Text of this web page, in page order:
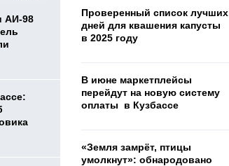
АИ-98
Проверенный список лучших
дней для квашения капусты
в 2025 году
В июне маркетплейсы
перейдут на новую систему
оплаты в Кузбассе
«Земля замрёт, птицы
умолкнут»: обнародовано